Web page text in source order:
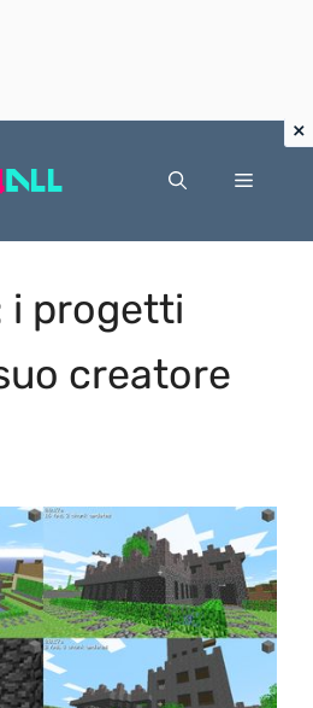
Menu
i progetti
creatore